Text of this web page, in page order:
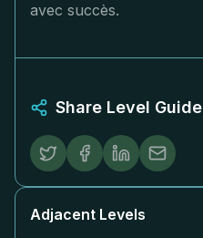
avec succès.
Share Level Guide
Adjacent Levels